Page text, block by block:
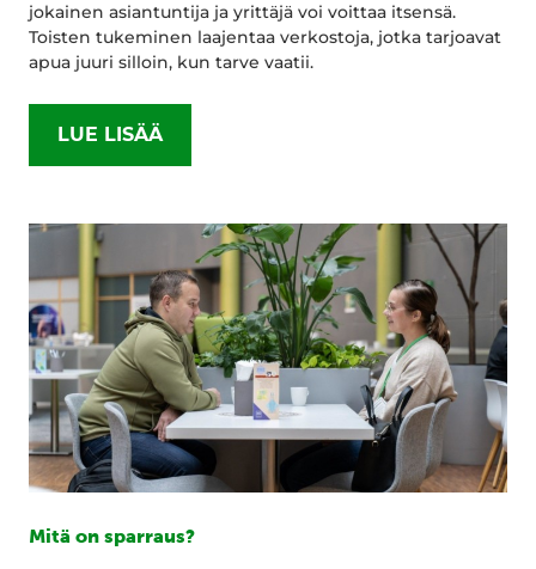
jokainen asiantuntija ja yrittäjä voi voittaa itsensä.
Toisten tukeminen laajentaa verkostoja, jotka tarjoavat
apua juuri silloin, kun tarve vaatii.
LUE LISÄÄ
Mitä on sparraus?